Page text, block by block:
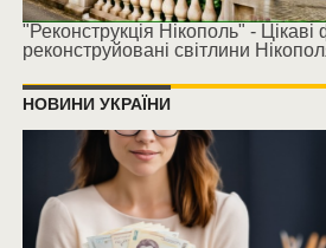
"Реконструкція Нікополь" - Цікаві
реконструйовані світлини
НОВИНИ УКРАЇНИ